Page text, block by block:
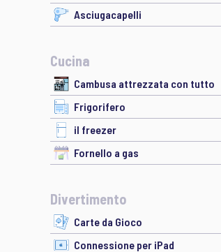
Asciugacapelli
Cucina
Cambusa attrezzata con tutto
Frigorifero
il freezer
Fornello a gas
Divertimento
Carte da Gioco
Connessione per iPad